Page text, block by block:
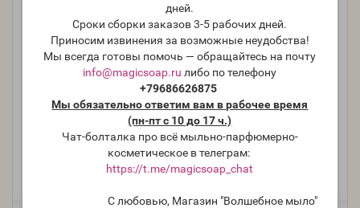
дней.
Сроки сборки заказов 3-5 рабочих дней.
Приносим извинения за возможные неудобства!
Мы всегда готовы помочь — обращайтесь на почту
info@magicsoap.ru либо по телефону
+79686626875
Мы обязательно ответим вам в рабочее время
(пн-пт с 10 до 17 ч.)
Чат-болталка про всё мыльно-парфюмерно-
косметическое в телеграм:
https://t.me/magicsoap_chat
С любовью, Магазин "Волшебное мыло"
MSGuard BDBS Green, консервант